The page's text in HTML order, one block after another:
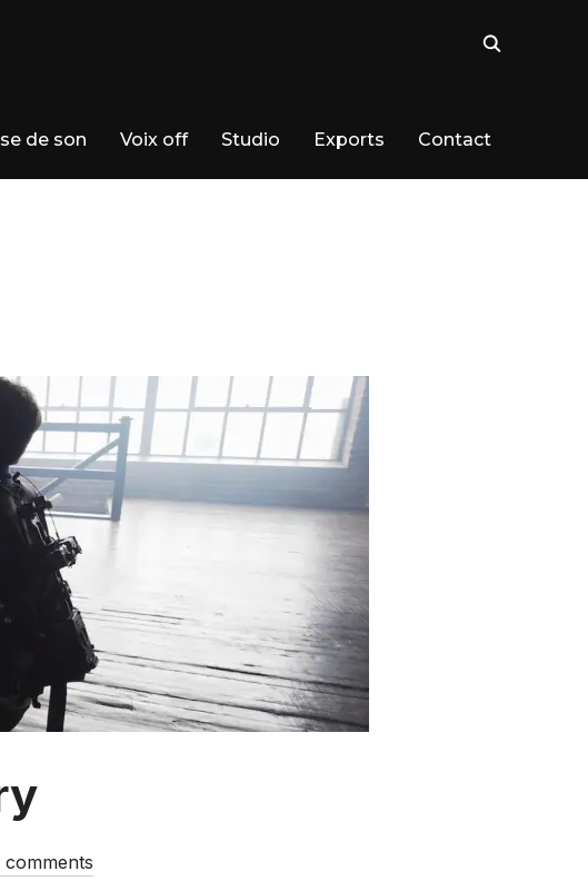
de son Voix off Studio Exports Contact
comments